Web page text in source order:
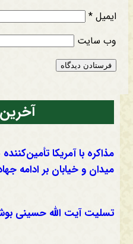
ایمیل *
وب‌ سایت
مذاکره با آمریکا
میدان و خیابان بر ادامه
تسلیت آیت الله حسینی